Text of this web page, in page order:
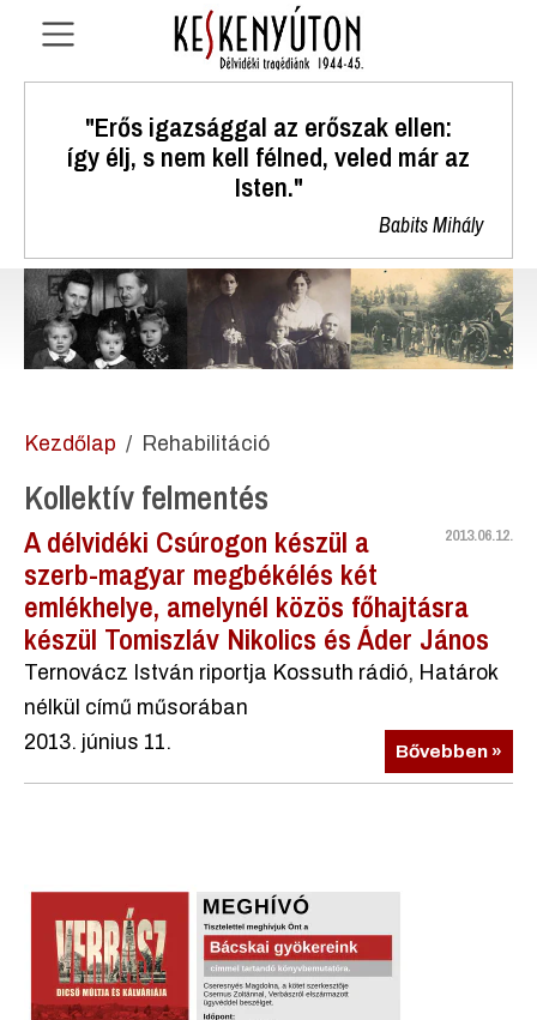
"Erős igazsággal az erőszak ellen:
így élj, s nem kell félned, veled már az
Isten."
Babits Mihály
Kezdőlap Rehabilitáció
Kollektív felmentés
2013.06.12.
A délvidéki Csúrogon készül a
szerb-magyar megbékélés két
emlékhelye, amelynél közös főhajtásra
készül Tomiszláv Nikolics és Áder János
Ternovácz István riportja Kossuth rádió, Határok
nélkül című műsorában
2013. június 11.
Bővebben »